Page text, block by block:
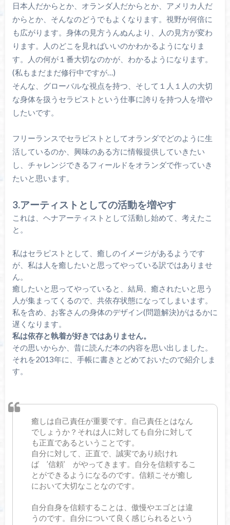
日本人だからとか、オランダ人だからとか、アメリカ人だ
からとか、そんなのどうでもよくなります。視野が何倍に
も広がります。身体の見方うんぬんより、人の見方が変わ
ります。人のどこを見ればいいのかわかるようになりま
す。人の何が１番大切なのかが、わかるようになります。
(私もまだまだ修行中ですが…)
そんな、グローバルな視点を持つ、そして１人１人の大切
な身体を扱うセラピストという仕事に誇りを持つ人を増や
したいです。
フリーランスでセラピストとしてオランダでどのように生
活しているのか、興味のある方に情報提供していきたい
し、チャレンジできるフィールドをオランダで作っていき
たいと思います。
3.アーティストとしての活動を増やす
これは、ヘナアーティストとして活動し始めて、考えたこ
と。
私はセラピストとして、癒しのイメージがあるようです
が、私は人を癒したいと思ってやっている訳ではありませ
ん。
癒したいと思ってやっていると、結局、癒されたいと思う
人が集まってくるので、共依存状態になってしまいます。
私を含め、お客さんの身体のデザイン(問題解決)がはるかに
遅くなります。
私は依存と執着が好きではありません。
その思いからか、昔に読んだ本の内容を思い出しました。
それを2013年に、手帳に書きとどめておいたので紹介しま
す。
癒しは自己責任が重要です。自己責任とはなん
でしょうか？それは人に対しても自分に対して
も正直であるということです。
自分に対して、正直で、誠実であり続けれ
ば ’信頼’ がやってきます。自分を信頼するこ
とができるようになるのです。信頼こそが癒し
において大切なことなのです。
自分自身を信頼することは、傲慢やエゴとは違
うのです。自分について良く感じられるという